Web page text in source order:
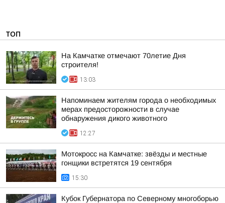
ТОП
На Камчатке отмечают 70летие Дня
строителя!
13:03
Напоминаем жителям города о необходимых
мерах предосторожности в случае
обнаружения дикого животного
12:27
Мотокросс на Камчатке: звёзды и местные
гонщики встретятся 19 сентября
15:30
Кубок Губернатора по Северному многоборью